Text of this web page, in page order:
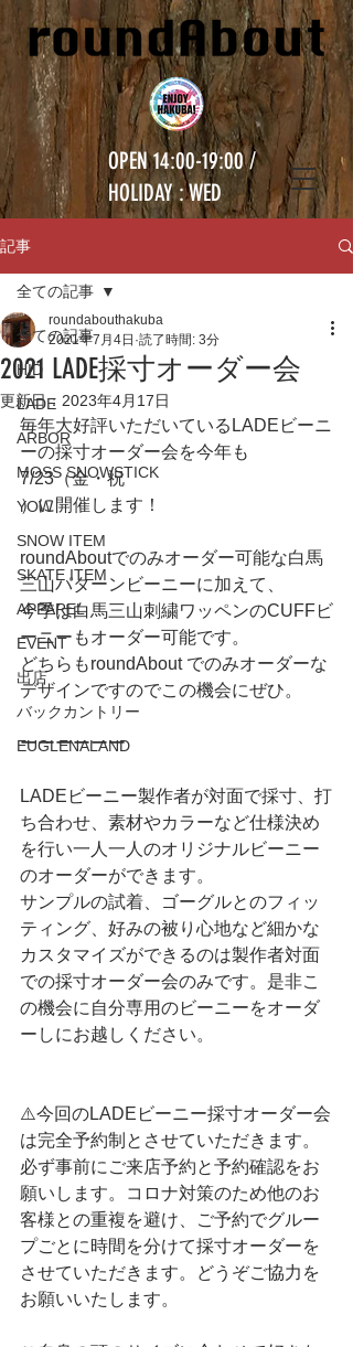
OPEN 14:00-19:00 /
HOLIDAY : WED
記事
全ての記事
HID
LADE
ARBOR
MOSS SNOWSTICK
YOW
SNOW ITEM
SKATE ITEM
APPAREL
EVENT
出店
バックカントリー
EUGLENALAND
全ての記事
2021 LADE採寸オーダー会
roundabouthakuba
2021年7月4日 読了時間: 3分
更新日： 2023年4月17日
毎年大好評いただいているLADEビーニ
ーの採寸オーダー会を今年も
7/23（金・祝
）に開催します！
roundAboutでのみオーダー可能な白馬
三山パターンビーニーに加えて、
今季は白馬三山刺繍ワッペンのCUFFビ
ーニーもオーダー可能です。
どちらもroundAbout でのみオーダーな
デザインですのでこの機会にぜひ。
ーーーーーー
LADEビーニー製作者が対面で採寸、打
ち合わせ、素材やカラーなど仕様決め
を行い一人一人のオリジナルビーニー
のオーダーができます。
サンプルの試着、ゴーグルとのフィッ
ティング、好みの被り心地など細かな
カスタマイズができるのは製作者対面
での採寸オーダー会のみです。是非こ
の機会に自分専用のビーニーをオーダ
ーしにお越しください。
⚠️今回のLADEビーニー採寸オーダー会
は完全予約制とさせていただきます。
必ず事前にご来店予約と予約確認をお
願いします。コロナ対策のため他のお
客様との重複を避け、ご予約でグルー
プごとに時間を分けて採寸オーダーを
させていただきます。どうぞご協力を
お願いいたします。